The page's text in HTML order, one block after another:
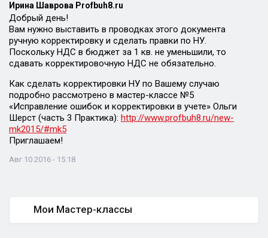
Ирина Шаврова Profbuh8.ru
Добрый день!
Вам нужно выставить в проводках этого документа
ручную корректировку и сделать правки по НУ.
Поскольку НДС в бюджет за 1 кв. не уменьшили, то
сдавать корректировочную НДС не обязательно.
Как сделать корректировки НУ по Вашему случаю
подробно рассмотрено в мастер-классе №5
«Исправление ошибок и корректировки в учете» Ольги
Шерст (часть 3 Практика): http://www.profbuh8.ru/new-
mk2015/#mk5
Приглашаем!
Авг 10 2016 - 15:18
Мои Мастер-классы